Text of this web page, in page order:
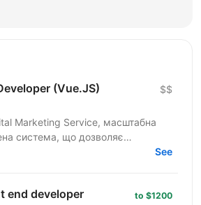
(Vue.JS) $$
Marketing Service, масштабна
система, що дозволяє
програми для компаній таSee
end developer to $1200